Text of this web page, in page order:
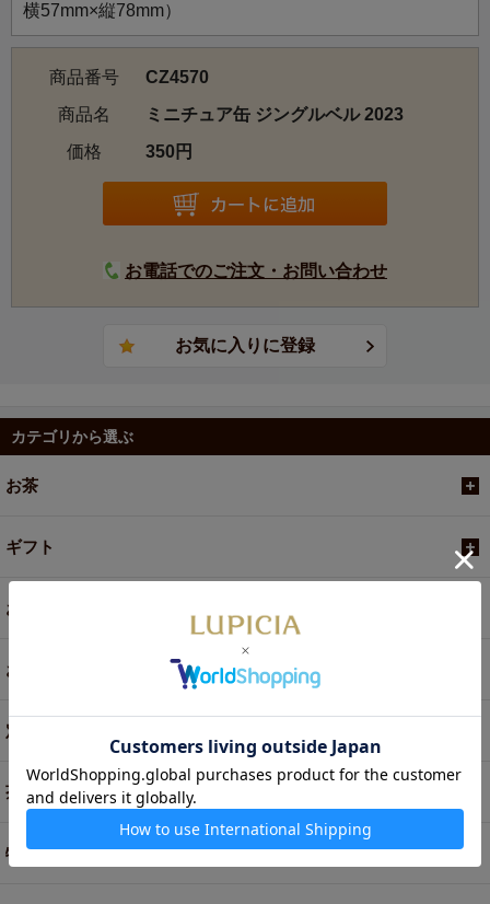
横57mm×縦78mm）
商品番号
CZ4570
商品名
ミニチュア缶 ジングルベル 2023
価格
350円
お電話でのご注文・お問い合わせ
カテゴリから選ぶ
お茶
ギフト
お菓子・食品・飲料
お買い得商品
定期便
茶器・オリジナルグッズ
特別商品・お取り寄せ